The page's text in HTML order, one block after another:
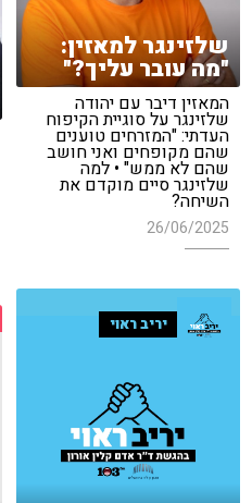
שלזינגר למאזין:
"מה עובר עליך?"
המאזין דיבר עם יהודה
שלזינגר על סוגיית הקיפוח
העדתי: "המזרחים טוענים
שהם מקופחים ואני חושב
שהם לא ממש" • למה
שלזינגר סיים מוקדם את
השיחה?
26/06/2025
יריב ראוי